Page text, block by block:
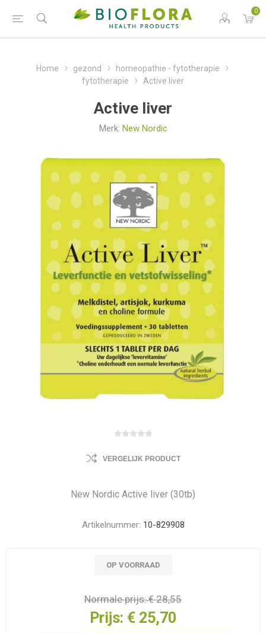
0
Home gezond
homeopathie - fytotherapie
fytotherapie
Active liver
Active liver
Merk: New Nordic
VERGELIJK PRODUCT
New Nordic Active liver (30tb)
Artikelnummer: 10-829908
OP VOORRAAD
Normale prijs:€ 28,55
Prijs: € 25,70